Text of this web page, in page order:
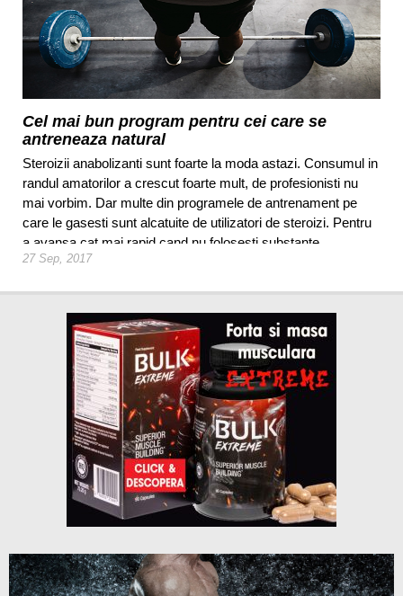
Cel mai bun program pentru cei care se
antreneaza natural
Steroizii anabolizanti sunt foarte la moda astazi. Consumul in
randul amatorilor a crescut foarte mult, de profesionisti nu
mai vorbim. Dar multe din programele de antrenament pe
care le gasesti sunt alcatuite de utilizatori de steroizi. Pentru
a avansa cat mai rapid cand nu folosesti substante
anabolizante si antrenamentele trebuie gandite usor diferit.
27 Sep, 2017